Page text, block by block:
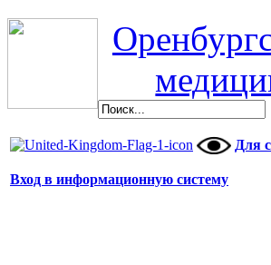
Для
Вход в информационную систему